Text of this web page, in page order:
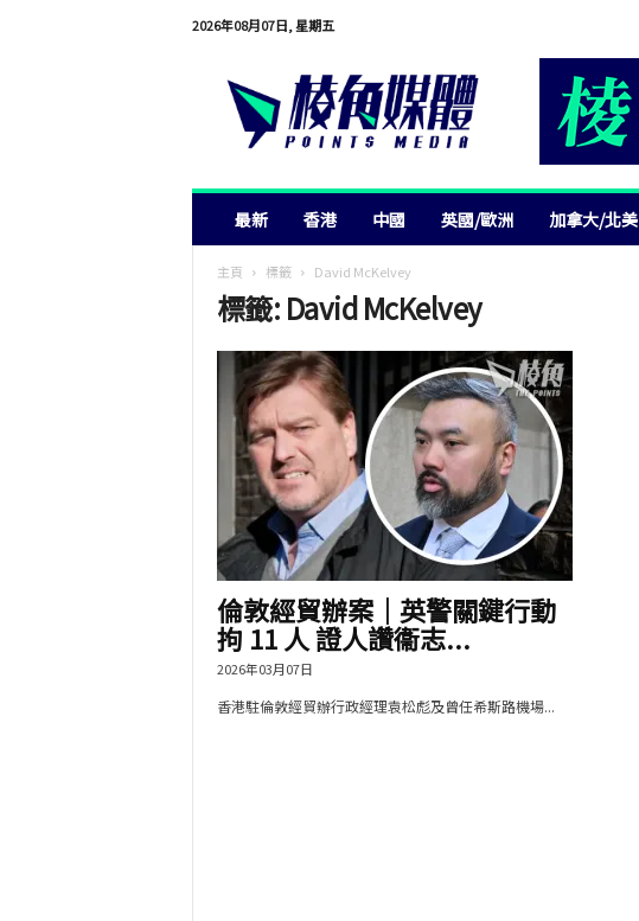
2026年08月07日, 星期五
最新 香港 中國 英國/歐洲 加拿大/北美
主頁 標籤 David McKelvey
標籤: David McKelvey
倫敦經貿辦案｜英警關鍵行動
拘 11 人 證人讚衞志...
2026年03月07日
香港駐倫敦經貿辦行政經理袁松彪及曾任希斯路機場...